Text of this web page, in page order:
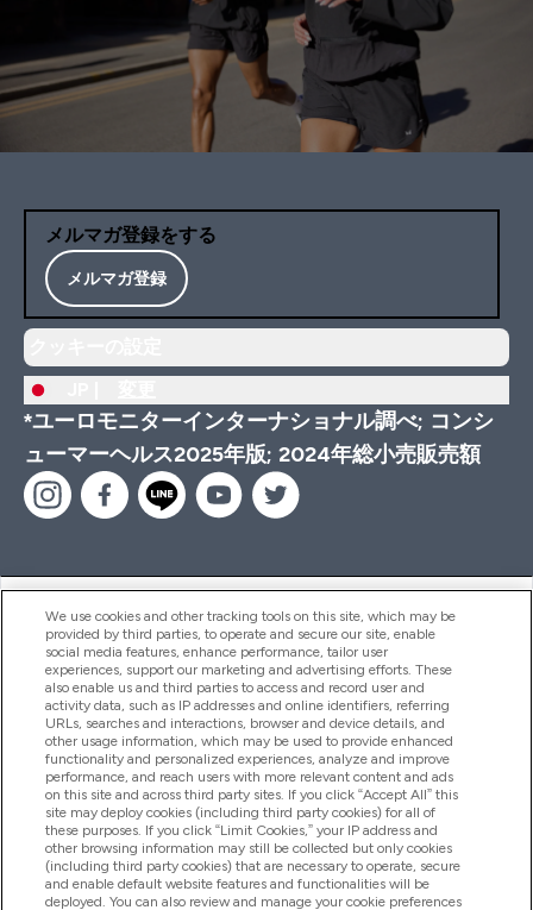
メルマガ登録をする
メルマガ登録
*ユーロモニターインターナショナル調べ; コンシ
ューマーヘルス2025年版; 2024年総小売販売額
ヘルプ＆ガイド
商品について
会社概要
特典＆ポイント
We use cookies and other tracking tools on this site, which may be
provided by third parties, to operate and secure our site, enable
social media features, enhance performance, tailor user
experiences, support our marketing and advertising efforts. These
also enable us and third parties to access and record user and
activity data, such as IP addresses and online identifiers, referring
URLs, searches and interactions, browser and device details, and
other usage information, which may be used to provide enhanced
functionality and personalized experiences, analyze and improve
performance, and reach users with more relevant content and ads
on this site and across third party sites. If you click “Accept All” this
site may deploy cookies (including third party cookies) for all of
these purposes. If you click “Limit Cookies,” your IP address and
other browsing information may still be collected but only cookies
(including third party cookies) that are necessary to operate, secure
and enable default website features and functionalities will be
deployed. You can also review and manage your cookie preferences